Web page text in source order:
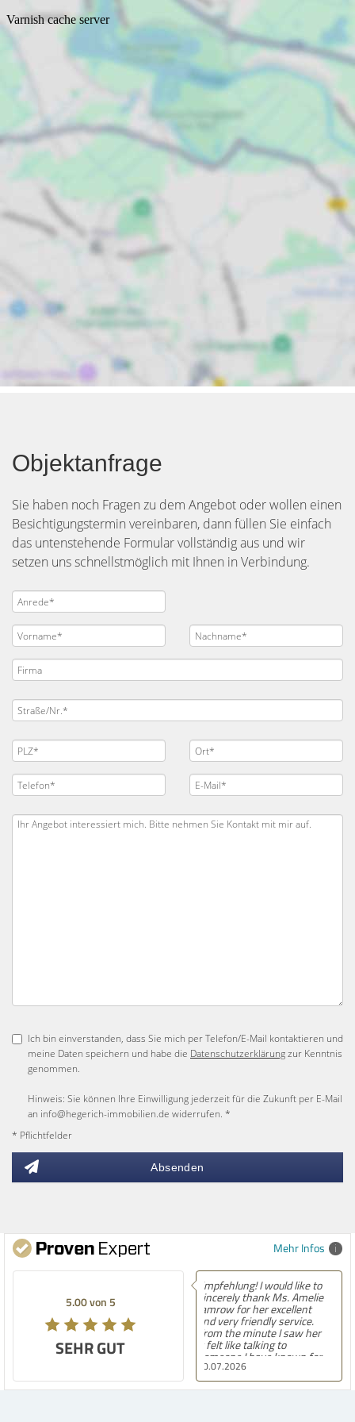
Objektanfrage
Sie haben noch Fragen zu dem Angebot oder wollen einen
Besichtigungstermin vereinbaren, dann füllen Sie einfach
das untenstehende Formular vollständig aus und wir
setzen uns schnellstmöglich mit Ihnen in Verbindung.
Ich bin einverstanden, dass Sie mich per Telefon/E-Mail kontaktieren und
meine Daten speichern und habe die Datenschutzerklärungzur Kenntnis
genommen.
Hinweis: Sie können Ihre Einwilligung jederzeit für die Zukunft per E-Mail
an info@hegerich-immobilien.de widerrufen. *
* Pflichtfelder
Absenden
Mehr Infos
5.00 von 5
SEHR GUT
30.07.2026
Empfehlung! Easily the
best experience Iâ€™ve had
finding a home in Germany.
After moving here,
contacting countless
agencies, and now settling
into our second house, I
know firsthand how
challenging and
overwhelming the German